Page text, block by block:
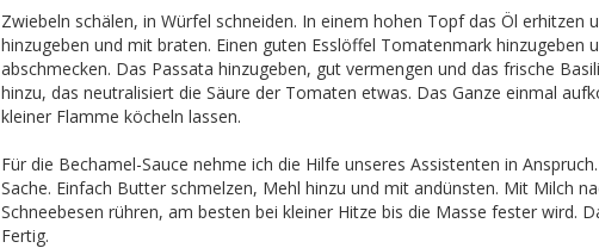
Zwiebeln schälen, in Würfel schneiden. In einem hohen Topf das Öl erhitzen
hinzugeben und mit braten. Einen guten Esslöffel Tomatenmark hinzugeben
abschmecken. Das Passata hinzugeben, gut vermengen und das frische
hinzu, das neutralisiert die Säure der Tomaten etwas. Das Ganze einmal
kleiner Flamme köcheln lassen.
Für die Bechamel-Sauce nehme ich die Hilfe unseres Assistenten in
Sache. Einfach Butter schmelzen, Mehl hinzu und mit andünsten. Mit Milch
Schneebesen rühren, am besten bei kleiner Hitze bis die Masse fester wird.
Fertig.